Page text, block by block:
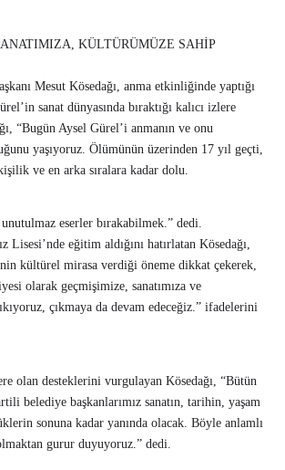
KÜLTÜRÜMÜZE SAHİP
Mesut Kösedağı, anma etkinliğinde yaptığı
sanat dünyasında bıraktığı kalıcı izlere
“Bugün Aysel Gürel’i anmanın ve onu
yaşıyoruz. Ölümünün üzerinden 17 yıl geçti,
ve en arka sıralara kadar dolu.
eserler bırakabilmek.” dedi.
Lisesi’nde eğitim aldığını hatırlatan Kösedağı,
kültürel mirasa verdiği öneme dikkat çekerek,
olarak geçmişimize, sanatımıza ve
çıkmaya da devam edeceğiz.” ifadelerini
olan desteklerini vurgulayan Kösedağı, “Bütün
belediye başkanlarımız sanatın, tarihin, yaşam
sonuna kadar yanında olacak. Böyle anlamlı
gurur duyuyoruz.” dedi.